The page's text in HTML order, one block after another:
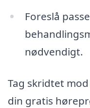
Foreslå
nødvendigt.
Tag skridtet
din gratis